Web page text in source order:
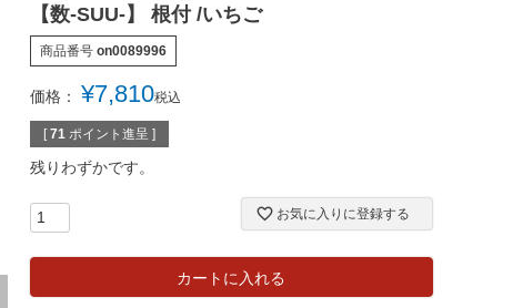
【数-SUU-】 根付 /いちご
商品番号 on0089996
価格： ¥7,810税込
[ 71 ポイント進呈 ]
残りわずかです。
お気に入りに登録する
カートに入れる